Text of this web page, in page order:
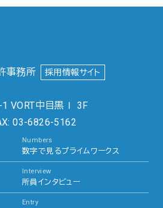
事務所 採用情報サイト
VORT中目黒Ⅰ 3F
03-6826-5162
Numbers
数字で見るプライムワークス
Interview
所員インタビュー
Entry